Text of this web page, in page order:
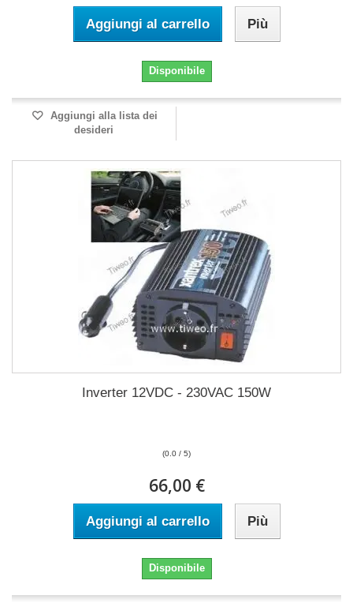
Aggiungi al carrello Più
Disponibile
Aggiungi alla lista dei
desideri
Inverter 12VDC - 230VAC 150W
(0.0 / 5)
66,00 €
Aggiungi al carrello Più
Disponibile